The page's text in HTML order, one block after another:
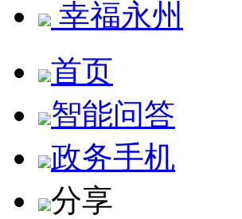
幸福永州
首页
智能问答
政务手机
分享